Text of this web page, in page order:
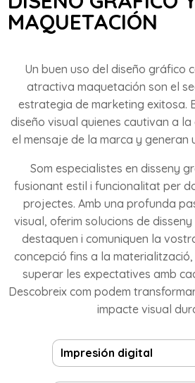
MAQUETACIÓN
Un buen uso del diseño gráfico
atractiva maquetación son el
estrategia de marketing exitosa.
diseño visual quienes cautivan a
el mensaje de la marca y generan
Som especialistes en disseny
fusionant estil i funcionalitat per
projectes. Amb una profunda
visual, oferim solucions de
destaquen i comuniquen la
concepció fins a la
superar les expectatives amb
Descobreix com podem
impacte visual
Impresión digital